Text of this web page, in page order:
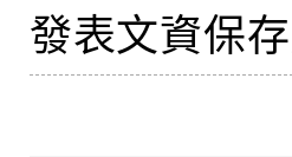
發表文資保